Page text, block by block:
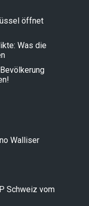
öffnet
Was die
Walliser
Schweiz vom